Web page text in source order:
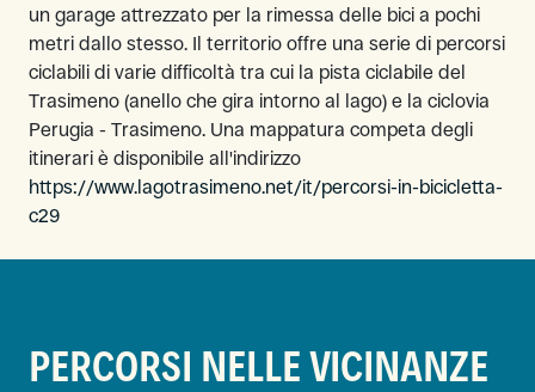
un garage attrezzato per la rimessa delle bici a pochi
metri dallo stesso. Il territorio offre una serie di percorsi
ciclabili di varie difficoltà tra cui la pista ciclabile del
Trasimeno (anello che gira intorno al lago) e la ciclovia
Perugia - Trasimeno. Una mappatura competa degli
itinerari è disponibile all'indirizzo
https://www.lagotrasimeno.net/it/percorsi-in-bicicletta-
c29
PERCORSI NELLE VICINANZE